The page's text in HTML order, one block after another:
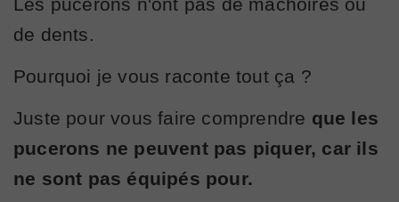
de dents.
Pourquoi je vous raconte tout ça ?
Juste pour vous faire comprendre que les
pucerons ne peuvent pas piquer, car ils
ne sont pas équipés pour.